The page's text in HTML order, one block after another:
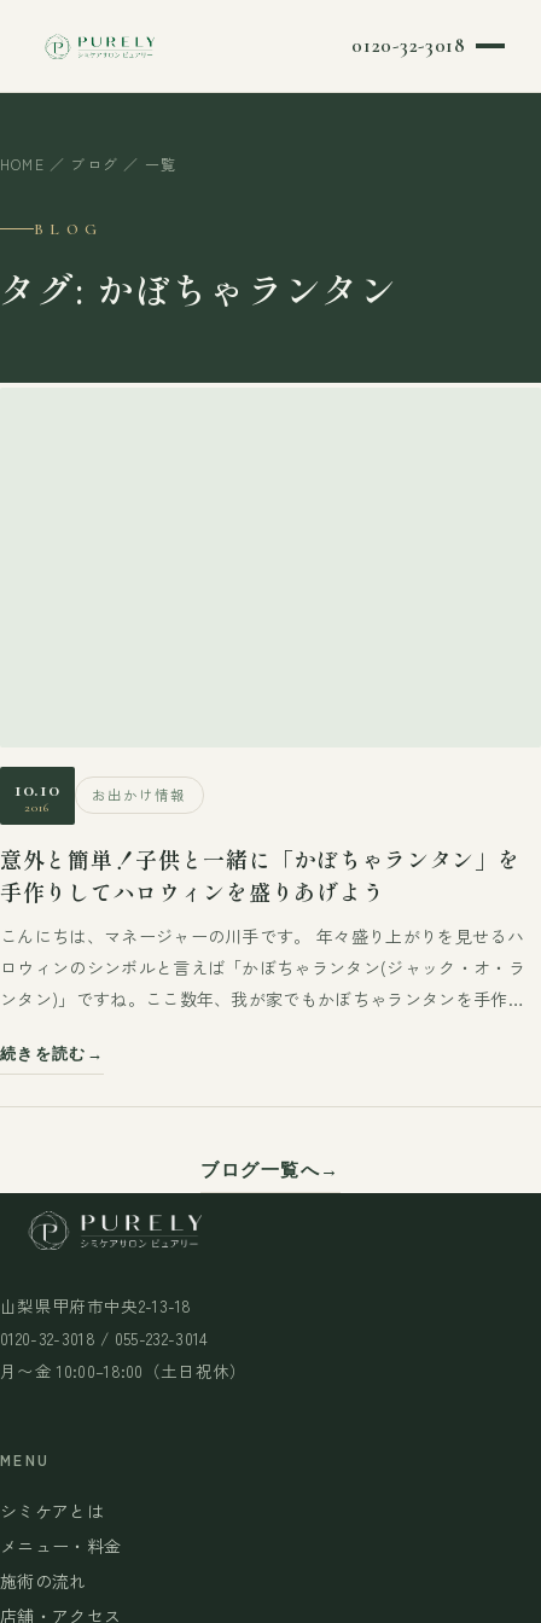
0120-32-3018
HOME ／ ブログ ／ 一覧
BLOG
タグ: かぼちゃランタン
10.10
2016
お出かけ情報
意外と簡単！子供と一緒に「かぼちゃランタン」を
手作りしてハロウィンを盛りあげよう
こんにちは、マネージャーの川手です。 年々盛り上がりを見せるハ
ロウィンのシンボルと言えば「かぼちゃランタン(ジャック・オ・ラ
ンタン)」ですね。ここ数年、我が家でもかぼちゃランタンを手作…
続きを読む
ブログ一覧へ
山梨県甲府市中央2-13-18
0120-32-3018 / 055-232-3014
月〜金 10:00–18:00（土日祝休）
MENU
シミケアとは
メニュー・料金
施術の流れ
店舗・アクセス